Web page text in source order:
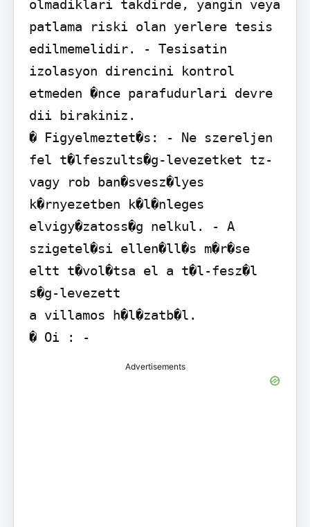
olmadiklari takdirde, yangin veya
patlama riski olan yerlere tesis
edilmemelidir. - Tesisatin
izolasyon direncini kontrol
etmeden �nce parafudurlari devre
dii birakiniz.
� Figyelmeztet�s: - Ne szereljen
fel t�lfeszults�g-levezetket tz-
vagy rob ban�svesz�lyes
k�rnyezetben k�l�nleges
elvigy�zatoss�g nelkul. - A
szigetel�si ellen�ll�s m�r�se
eltt t�vol�tsa el a t�l-fesz�l
s�g-levezett
a villamos h�l�zatb�l.
� Oi : -
Advertisements